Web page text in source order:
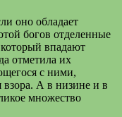
оно обладает
богов отделенные
впадают
отметила их
с ними,
взора. А в низине и в
множество